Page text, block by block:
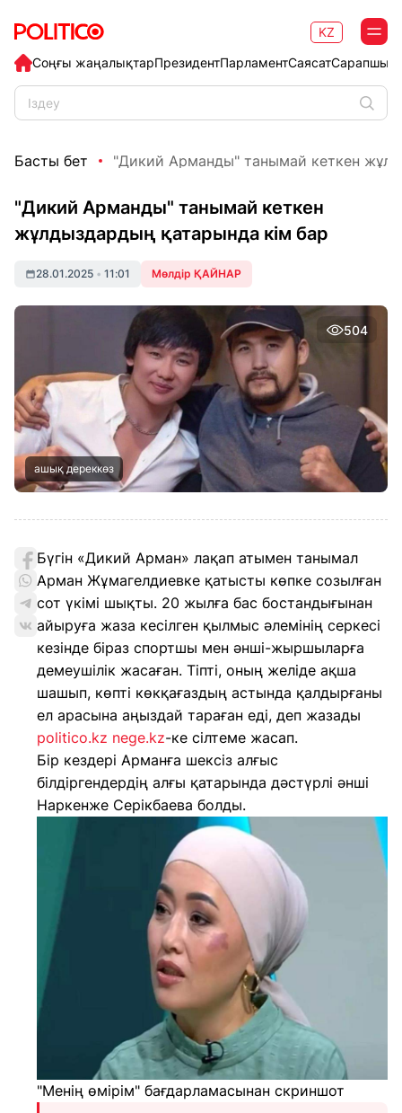
Соңғы жаңалықтарПрезидентПарламентСаясат
KZ
Басты бет "Дикий Арманды" танымай кеткен
"Дикий Арманды" танымай кеткен
жұлдыздардың қатарында кім бар
28.01.2025 • 11:01 Мөлдір ҚАЙНАР
504
ашық дереккөз
Бүгін «Дикий Арман» лақап атымен танымал
Арман Жұмагелдиевке қатысты көпке созылған
сот үкімі шықты. 20 жылға бас бостандығынан
айыруға жаза кесілген қылмыс әлемінің серкесі
кезінде біраз спортшы мен әнші-жыршыларға
демеушілік жасаған. Тіпті, оның желіде ақша
шашып, көпті көкқағаздың астында қалдырғаны
ел арасына аңыздай тараған еді, деп жазады
politico.kz nege.kz-ке сілтеме жасап.
Бір кездері Арманға шексіз алғыс
білдіргендердің алғы қатарында дәстүрлі әнші
Наркенже Серікбаева болды.
"Менің өмірім" бағдарламасынан скриншот